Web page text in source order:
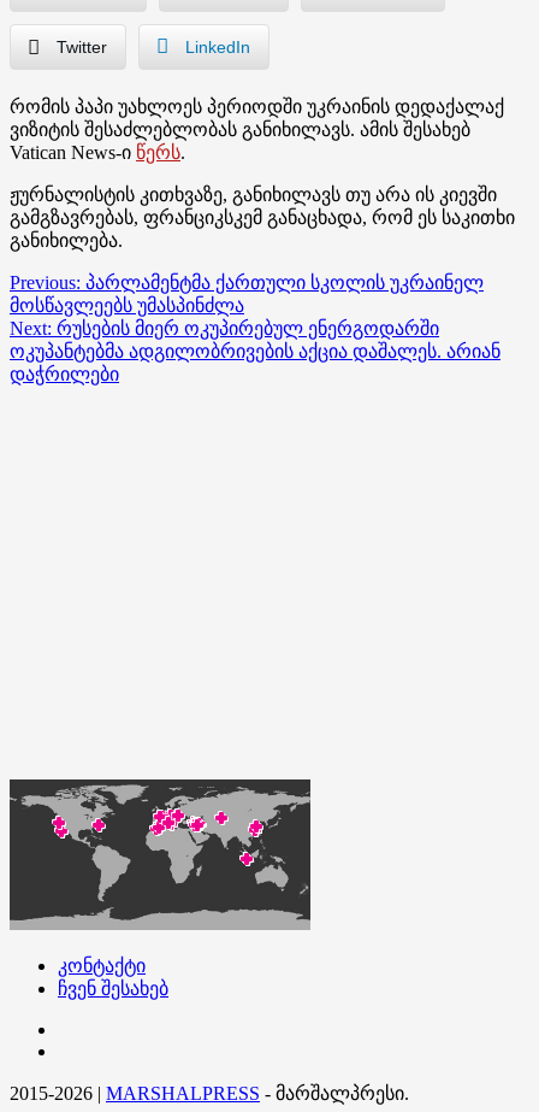
Twitter LinkedIn
რომის პაპი უახლოეს პერიოდში უკრაინის დედაქალაქ
ვიზიტის შესაძლებლობას განიხილავს. ამის შესახებ
Vatican News-ი წერს.
ჟურნალისტის კითხვაზე, განიხილავს თუ არა ის კიევში
გამგზავრებას, ფრანციკსკემ განაცხადა, რომ ეს საკითხი
განიხილება.
Post
navigation
Previous: პარლამენტმა ქართული სკოლის უკრაინელ
მოსწავლეებს უმასპინძლა
Next: რუსების მიერ ოკუპირებულ ენერგოდარში
ოკუპანტებმა ადგილობრივების აქცია დაშალეს. არიან
დაჭრილები
კონტაქტი
ჩვენ შესახებ
2015-2026 | MARSHALPRESS - მარშალპრესი.